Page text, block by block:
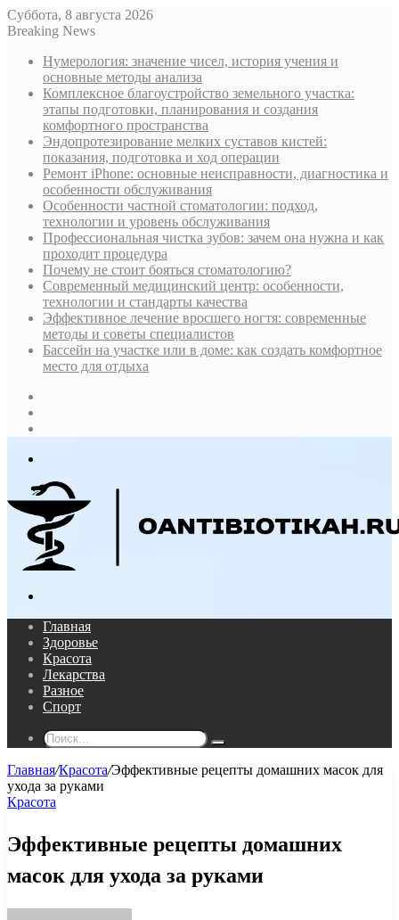
Суббота, 8 августа 2026
Breaking News
Нумерология: значение чисел, история учения и
основные методы анализа
Комплексное благоустройство земельного участка:
этапы подготовки, планирования и создания
комфортного пространства
Эндопротезирование мелких суставов кистей:
показания, подготовка и ход операции
Ремонт iPhone: основные неисправности, диагностика и
особенности обслуживания
Особенности частной стоматологии: подход,
технологии и уровень обслуживания
Профессиональная чистка зубов: зачем она нужна и как
проходит процедура
Почему не стоит бояться стоматологию?
Современный медицинский центр: особенности,
технологии и стандарты качества
Эффективное лечение вросшего ногтя: современные
методы и советы специалистов
Бассейн на участке или в доме: как создать комфортное
место для отдыха
Главная
Здоровье
Красота
Лекарства
Разное
Спорт
Поиск...
Главная/Красота/Эффективные рецепты домашних масок для
ухода за руками
Красота
Эффективные рецепты домашних
масок для ухода за руками